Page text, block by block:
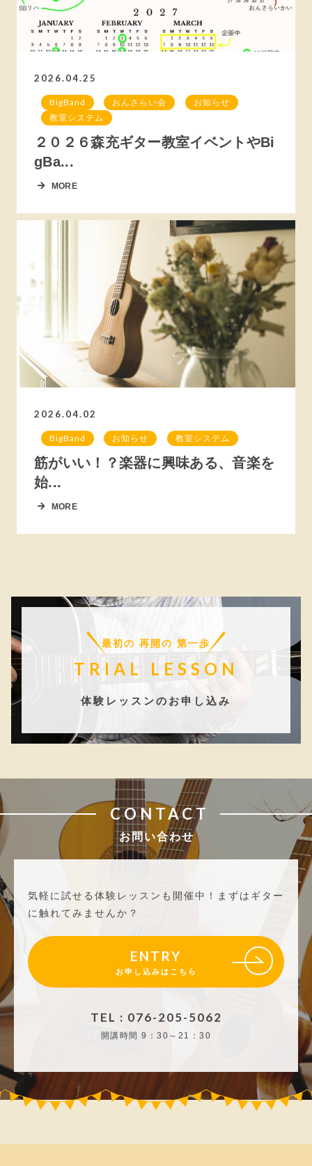
2026.04.25
BigBand おんさらい会
お知らせ
教室システム
２０２６森充ギター教室イベントやBi
gBa...
MORE
2026.04.02
BigBand お知らせ 教室システム
筋がいい！？楽器に興味ある、音楽を
始...
MORE
最初の 再開の 第一歩
TRIAL LESSON
体験レッスンのお申し込み
CONTACT
お問い合わせ
気軽に試せる体験レッスンも開催中！
まずはギター
に触れてみませんか？
ENTRY
お申し込みはこちら
TEL : 076-205-5062
開講時間 9：30～21：30